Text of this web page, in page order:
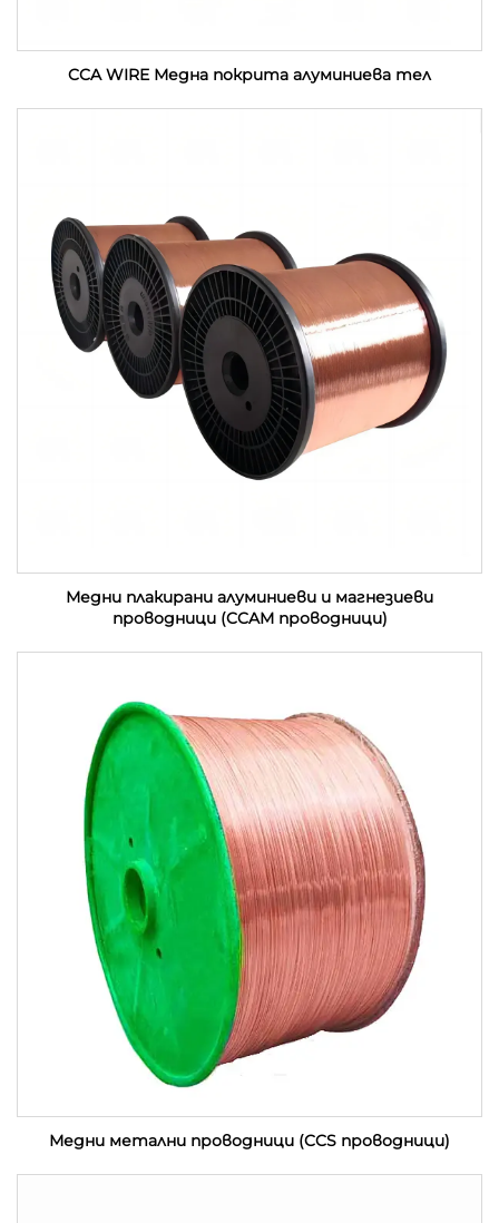
CCA WIRE Медна покрита алуминиева тел
Медни плакирани алуминиеви и магнезиеви
проводници (CCAM проводници)
Медни метални проводници (CCS проводници)